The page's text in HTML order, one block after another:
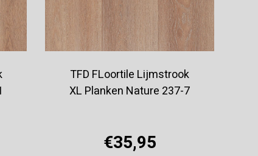
TFD FLoortile Lijmstrook
XL Planken Nature 237-7
€35,95